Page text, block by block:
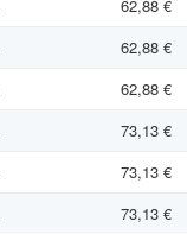
62,88 €
62,88 €
62,88 €
73,13 €
73,13 €
73,13 €